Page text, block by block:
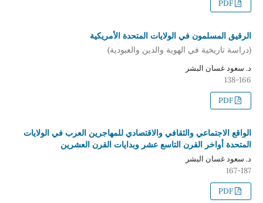
PDF
الرقيق المسلمون في الولايات المتحدة الأمريكية
(دراسة تاريخية في الهوية والدين والعبودية)
د. سعود غسان البشر
138-166
PDF
الواقع الاجتماعي والثقافي والاقتصادي للمهاجرين العرب في الولايات
المتحدة أواخر القرن التاسع عشر وبدايات القرن العشرين
د. سعود غسان البشر
167-187
PDF